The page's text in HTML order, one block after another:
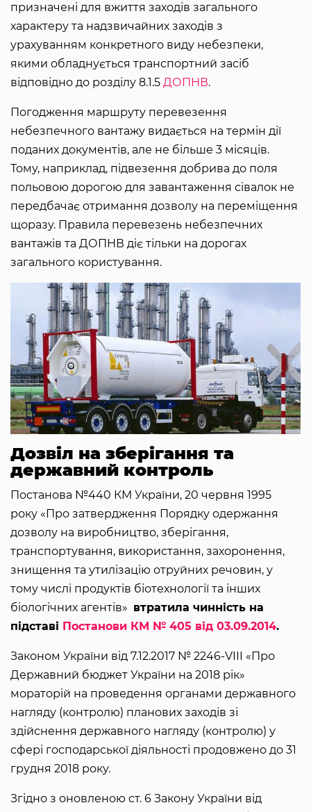
призначені для вжиття заходів загального
характеру та надзвичайних заходів з
урахуванням конкретного виду небезпеки,
якими обладнується транспортний засіб
відповідно до розділу 8.1.5 ДОПНВ.
Погодження маршруту перевезення
небезпечного вантажу видається на термін дії
поданих документів, але не більше 3 місяців.
Тому, наприклад, підвезення добрива до поля
польовою дорогою для завантаження сівалок не
передбачає отримання дозволу на переміщення
щоразу. Правила перевезень небезпечних
вантажів та ДОПНВ діє тільки на дорогах
загального користування.
Дозвіл на зберігання та
державний контроль
Постанова №440 КМ України, 20 червня 1995
року «Про затвердження Порядку одержання
дозволу на виробництво, зберігання,
транспортування, використання, захоронення,
знищення та утилізацію отруйних речовин, у
тому числі продуктів біотехнології та інших
біологічних агентів» втратила чинність на
підставі Постанови КМ № 405 від 03.09.2014.
Законом України від 7.12.2017 № 2246-VIII «Про
Державний бюджет України на 2018 рік»
мораторій на проведення органами державного
нагляду (контролю) планових заходів зі
здійснення державного нагляду (контролю) у
сфері господарської діяльності продовжено до 31
грудня 2018 року.
Згідно з оновленою ст. 6 Закону України від